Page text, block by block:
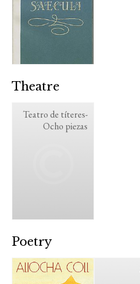
Theatre
Teatro de títeres-
Ocho piezas
Poetry